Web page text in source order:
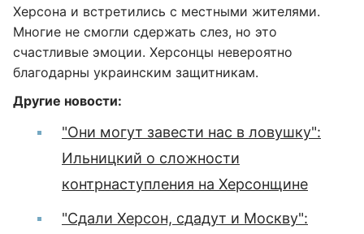
Херсона и встретились с местными жителями.
Многие не смогли сдержать слез, но это
счастливые эмоции. Херсонцы невероятно
благодарны украинским защитникам.
Другие новости:
"Они могут завести нас в ловушку":
Ильницкий о сложности
контрнаступления на Херсонщине
"Сдали Херсон, сдадут и Москву":